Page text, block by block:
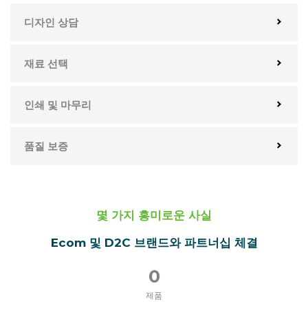
디자인 상담
재료 선택
인쇄 및 마무리
품질 보증
몇 가지 흥미로운 사실
Ecom 및 D2C 브랜드와 파트너십 체결
제품
0